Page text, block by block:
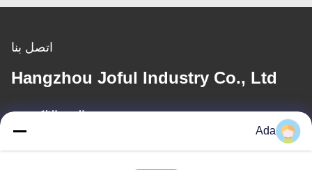
اتصل بنا
Hangzhou Joful Industry Co., Ltd
البريد الإلكتروني
Ada